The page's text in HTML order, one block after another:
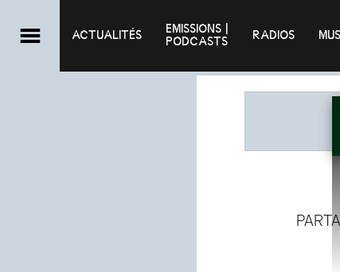
ACTUALITÉS
EMISSIONS |
PODCASTS
RADIOS